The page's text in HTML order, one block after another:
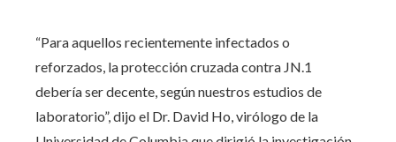
“Para aquellos recientemente infectados o
reforzados, la protección cruzada contra JN.1
debería ser decente, según nuestros estudios de
laboratorio”, dijo el Dr. David Ho, virólogo de la